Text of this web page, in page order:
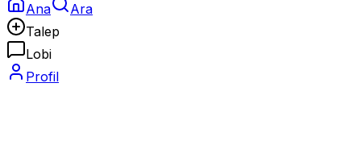
Ana
Ara
Talep
Lobi
Profil